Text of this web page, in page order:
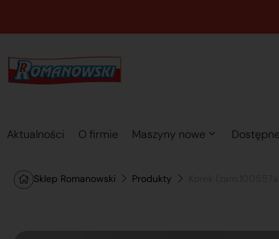
Aktualności O firmie Maszyny nowe
Sklep Romanowski Produkty